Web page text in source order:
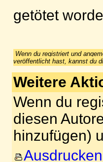
getötet
Wenn du registriert und
veröffentlicht hast, kannst du
Weitere
Wenn du
diesen
hinzufügen)
Ausdrucken